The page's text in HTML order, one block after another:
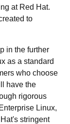
at Red Hat.
to
in the further
as a standard
who choose
have the
rigorous
Linux,
stringent